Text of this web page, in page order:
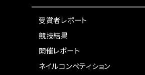
受賞者レポート
競技結果
開催レポート
ネイルコンペティション